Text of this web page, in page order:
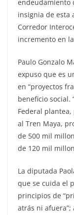
endeudamiento
insignia de esta
Corredor
incremento en
Paulo Gonzalo
expuso que es
en “proyectos
beneficio social.
Federal
al Tren Maya,
de 500 mil
de 120 mil
La diputada
que se cuida el
principios de
atrás ni